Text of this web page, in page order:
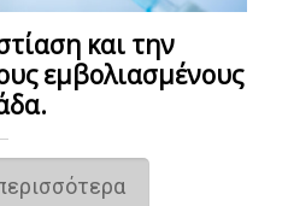
και την
εμβολιασμένους